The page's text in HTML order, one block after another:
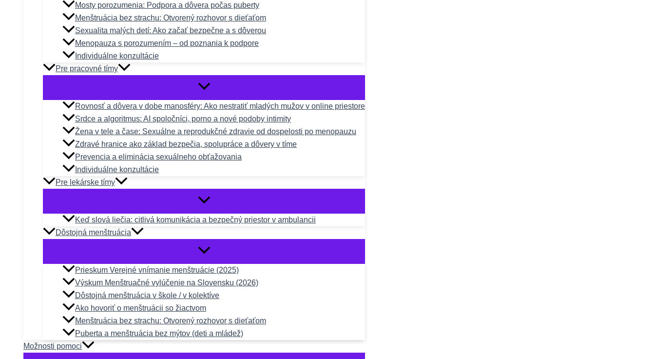
Mosty porozumenia: Podpora a dôvera počas puberty
Menštruácia bez strachu: Otvorený rozhovor s dieťaťom
Sexualita malých detí: Ako začať bezpečne a s dôverou
Menopauza s porozumením – od poznania k podpore
Individuálne konzultácie
Pre pracovné tímy
Rovnosť a dôvera v dobe manosféry: Ako nestratiť mladých mužov v online priestore
Srdce a algoritmus: AI spoločníci, porno a nové podoby intimity
Žena v tele a čase: Sexuálne a reprodukčné zdravie od dospelosti po menopauzu
Zdravé hranice ako základ bezpečia, spolupráce a dôvery v tíme
Prevencia a eliminácia sexuálneho obťažovania
Individuálne konzultácie
Pre lekárske tímy
Keď slová liečia: citlivá komunikácia a bezpečný priestor v ambulancii
Dôstojná menštruácia
Prieskum Verejné vnímanie menštruácie (2025)
Výskum Menštruačné vylúčenie na Slovensku (2026)
Dôstojná menštruácia v škole / v kolektíve
Ako hovoriť o menštruácii so žiactvom
Menštruácia bez strachu: Otvorený rozhovor s dieťaťom
Puberta a menštruácia bez mýtov (deti a mládež)
Možnosti pomoci